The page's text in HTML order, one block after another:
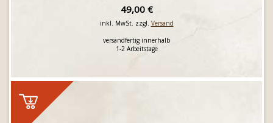
49,00 €
inkl. MwSt. zzgl. Versand
versandfertig innerhalb
1-2 Arbeitstage